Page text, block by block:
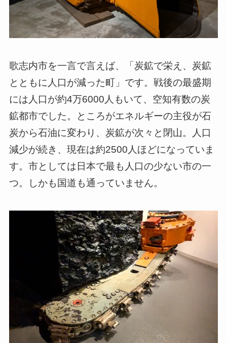
歌志内市を一言で言えば、「炭鉱で栄え、炭鉱
とともに人口が減った町」です。戦後の最盛期
には人口が約4万6000人もいて、空知有数の炭
鉱都市でした。ところがエネルギーの主役が石
炭から石油に変わり、炭鉱が次々と閉山。人口
減少が続き、現在は約2500人ほどになっていま
す。市としては日本で最も人口の少ない市の一
つ。しかも国道も通っていません。